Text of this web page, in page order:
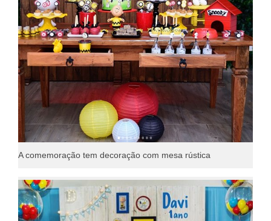
A comemoração tem decoração com mesa rústica